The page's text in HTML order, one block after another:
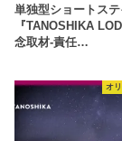
単独型ショートステ
『TANOSHIKA
念取材-責任…
オ